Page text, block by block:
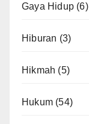
Gaya Hidup (6)
Hiburan (3)
Hikmah (5)
Hukum (54)